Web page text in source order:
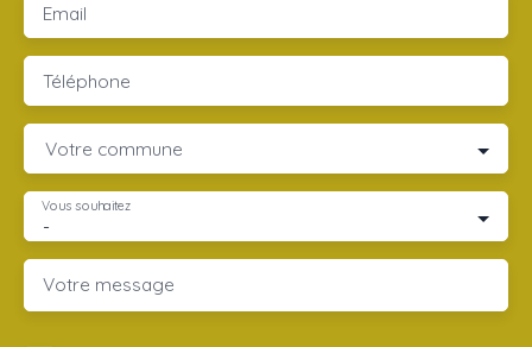
Email
Téléphone
Votre commune
-
Vous souhaitez
Votre message